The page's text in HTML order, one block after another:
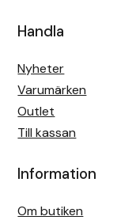
Handla
Nyheter
Varumärken
Outlet
Till kassan
Information
Om butiken